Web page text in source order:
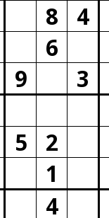
8 4
6
9
3
5
2
1
4